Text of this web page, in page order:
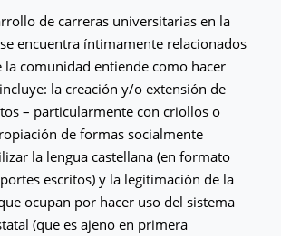
de carreras universitarias en la
encuentra íntimamente relacionados
la comunidad entiende como hacer
la creación y/o extensión de
– particularmente con criollos o
de formas socialmente
la lengua castellana (en formato
escritos) y la legitimación de la
ocupan por hacer uso del sistema
(que es ajeno en primera